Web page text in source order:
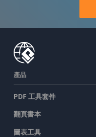
產品
PDF 工具套件
翻頁書本
圖表工具